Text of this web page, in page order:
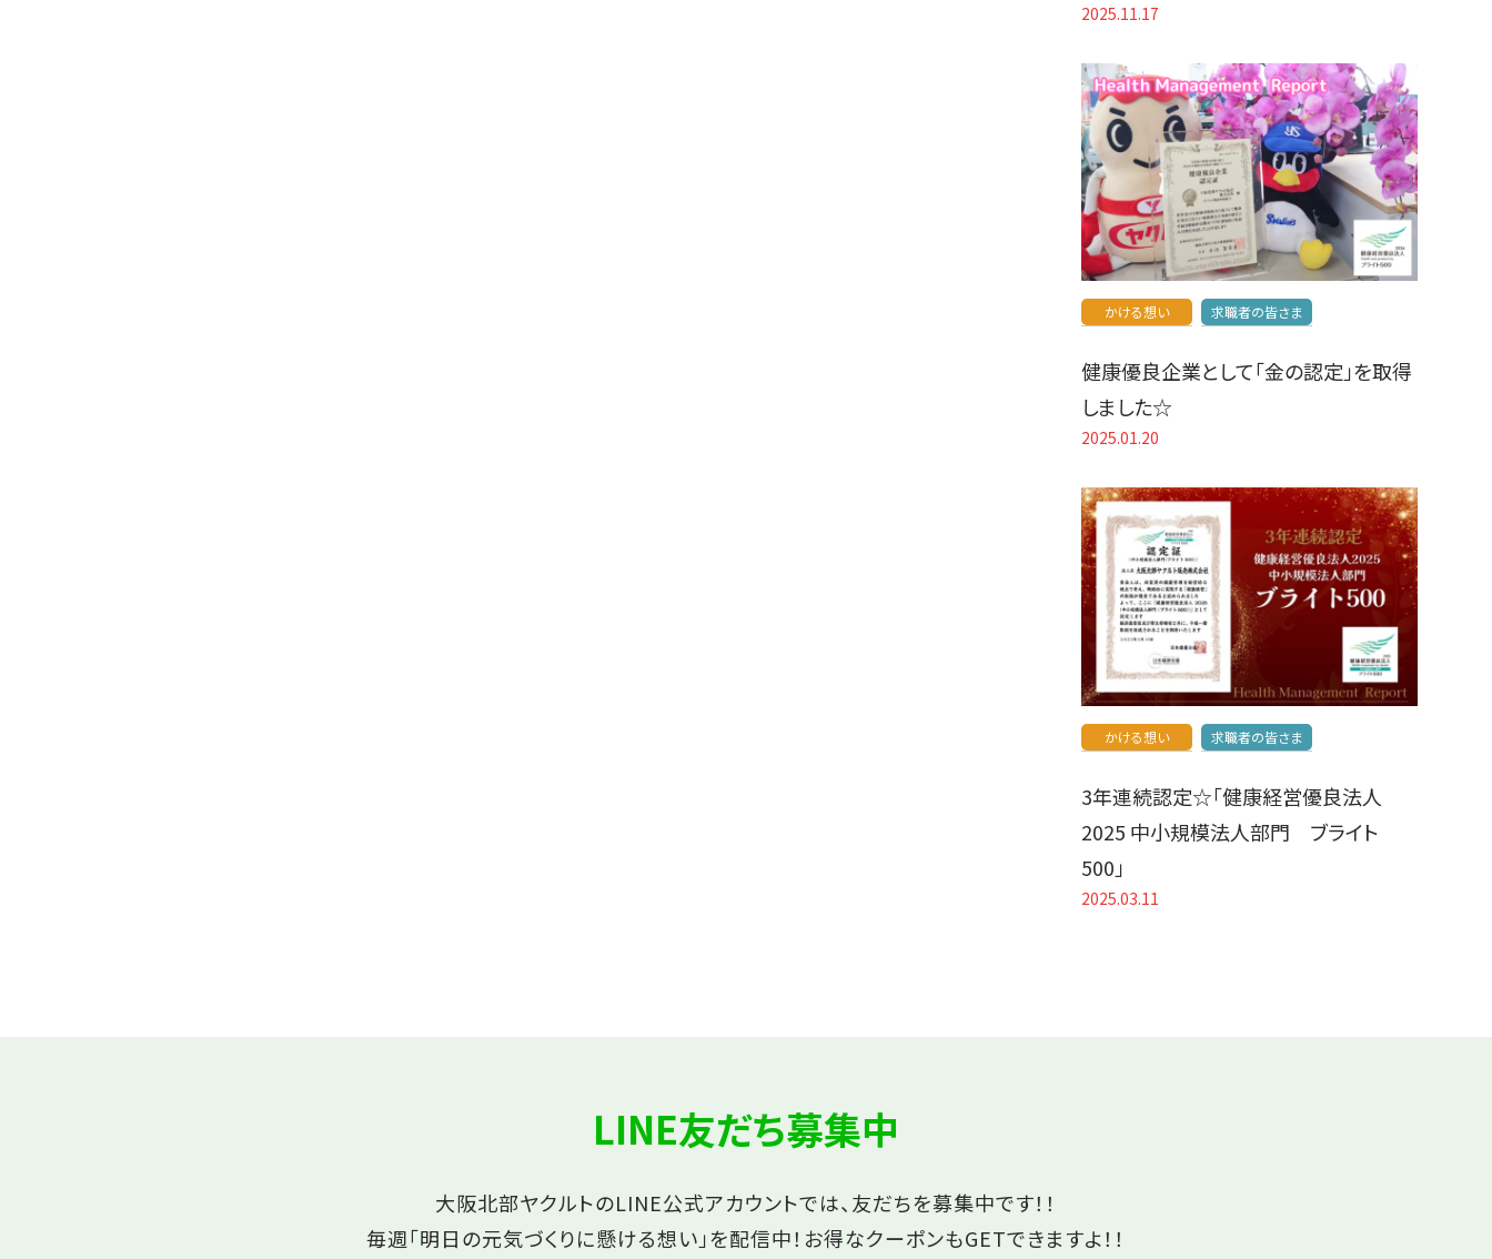
2025.11.17
かける想い 求職者の皆さま
健康優良企業として「金の認定」を取得
しました☆
2025.01.20
かける想い 求職者の皆さま
3年連続認定☆「健康経営優良法人
2025 中小規模法人部門 ブライト
500」
2025.03.11
LINE友だち募集中
大阪北部ヤクルトのLINE公式アカウントでは、友だちを募集中です！！
毎週「明日の元気づくりに懸ける想い」を配信中！ お得なクーポンもGETできますよ！！